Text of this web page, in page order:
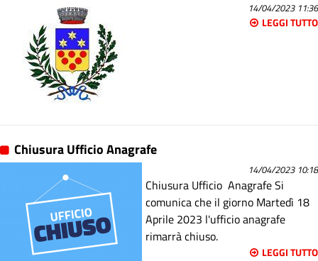
14/04/2023 11:36
LEGGI TUTTO
Chiusura Ufficio Anagrafe
14/04/2023 10:18
Chiusura Ufficio Anagrafe Si
comunica che il giorno Martedì 18
Aprile 2023 l'ufficio anagrafe
rimarrà chiuso.
LEGGI TUTTO